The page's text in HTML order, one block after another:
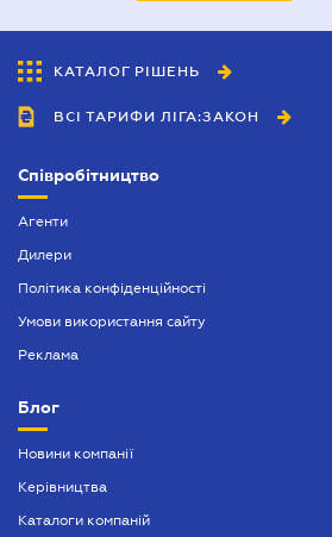
КАТАЛОГ РІШЕНЬ
ВСІ ТАРИФИ ЛІГА:ЗАКОН
Співробітництво
Агенти
Дилери
Політика конфіденційності
Умови використання сайту
Реклама
Блог
Новини компанії
Керівництва
Каталоги компаній